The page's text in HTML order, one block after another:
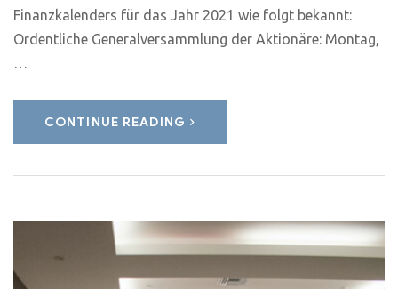
Finanzkalenders für das Jahr 2021 wie folgt bekannt:
Ordentliche Generalversammlung der Aktionäre: Montag,
CONTINUE READING